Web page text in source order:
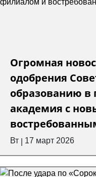
Огромная
одобрения
образованию в
академия с
Вт 17 март 2026